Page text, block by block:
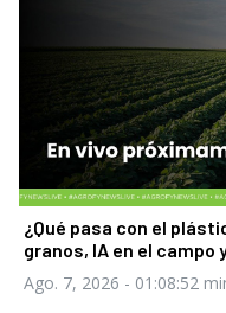
¿Qué pasa con el
granos, IA en el campo
Ago. 7, 2026 - 01:08:52